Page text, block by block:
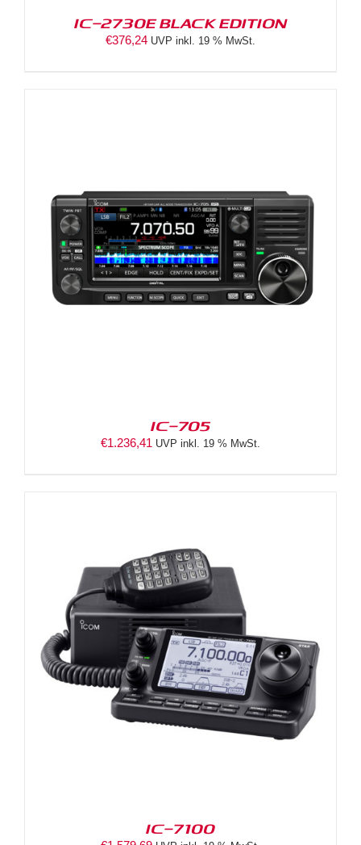
IC-2730E BLACK EDITION
€376,24 UVP inkl. 19 % MwSt.
IC-705
€1.236,41 UVP inkl. 19 % MwSt.
IC-7100